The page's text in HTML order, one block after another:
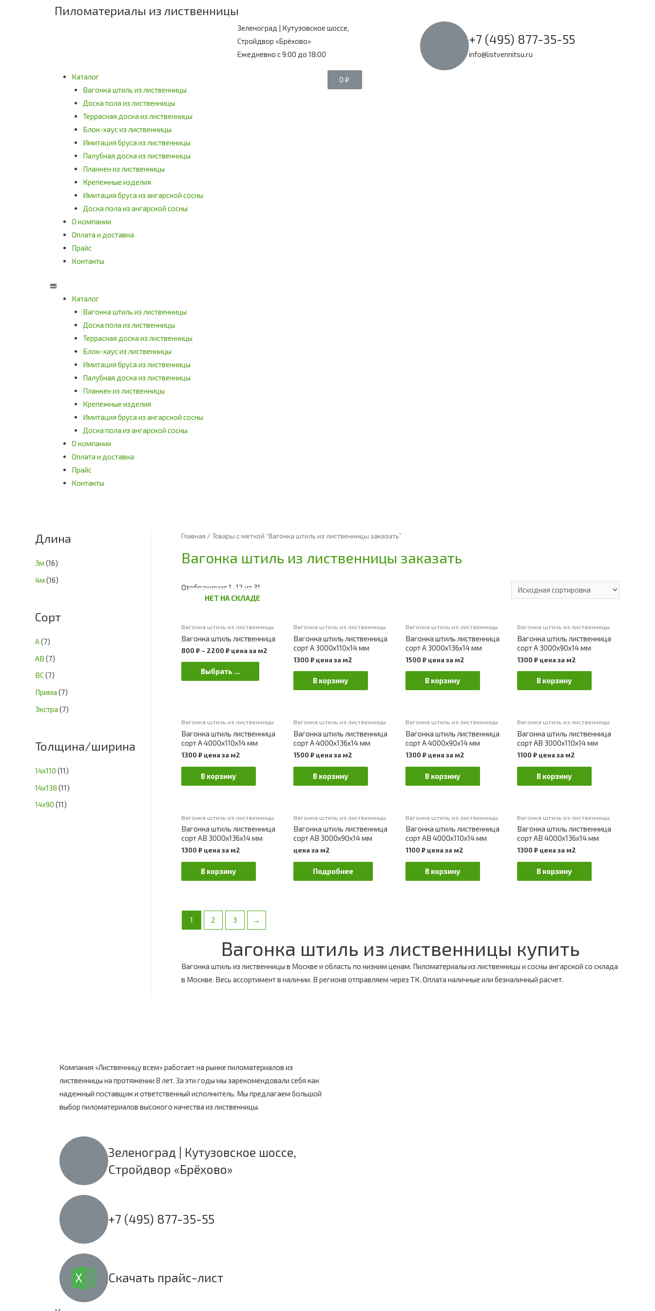
Пиломатериалы из лиственницы
Зеленоград | Кутузовское шоссе,
Стройдвор «Брёхово»
Ежедневно с 9:00 до 18:00
+7 (495) 877-35-55
info@listvennitsu.ru
Каталог
Вагонка штиль из лиственницы
Доска пола из лиственницы
Террасная доска из лиственницы
Блок-хаус из лиственницы
Имитация бруса из лиственницы
Палубная доска из лиственницы
Планкен из лиственницы
Крепежные изделия
Имитация бруса из ангарской сосны
Доска пола из ангарской сосны
О компании
Оплата и доставка
Прайс
Контакты
Каталог
Вагонка штиль из лиственницы
Доска пола из лиственницы
Террасная доска из лиственницы
Блок-хаус из лиственницы
Имитация бруса из лиственницы
Палубная доска из лиственницы
Планкен из лиственницы
Крепежные изделия
Имитация бруса из ангарской сосны
Доска пола из ангарской сосны
О компании
Оплата и доставка
Прайс
Контакты
0 ₽
Длина
3м (16)
4м (16)
Сорт
А(7)
АВ (7)
ВС(7)
Прима (7)
Экстра (7)
Толщина/ширина
14х110 (11)
14х138 (11)
14х90 (11)
Главная / Товары с меткой “Вагонка штиль из лиственницы заказать”
Вагонка штиль из лиственницы заказать
Отображение 1–12 из 31
НЕТ НА СКЛАДЕ
Вагонка штиль из лиственницы
Вагонка штиль лиственница
800 ₽ – 2200 ₽ цена за м2
Выбрать ...
Вагонка штиль из лиственницы
Вагонка штиль лиственница
сорт А 3000х110х14 мм
1300 ₽ цена за м2
В корзину
Вагонка штиль из лиственницы
Вагонка штиль лиственница
сорт А 3000х136х14 мм
1500 ₽ цена за м2
В корзину
Вагонка штиль из лиственницы
Вагонка штиль лиственница
сорт А 3000х90х14 мм
1300₽ цена за м2
В корзину
Вагонка штиль из лиственницы
Вагонка штиль лиственница
сорт А 4000х110х14 мм
1300 ₽ цена за м2
В корзину
Вагонка штиль из лиственницы
Вагонка штиль лиственница
сорт А 4000х136х14 мм
1500 ₽ цена за м2
В корзину
Вагонка штиль из лиственницы
Вагонка штиль лиственница
сорт А 4000х90х14 мм
1300 ₽ цена за м2
В корзину
Вагонка штиль из лиственницы
Вагонка штиль лиственница
сорт АВ 3000х110х14 мм
1100₽ цена за м2
В корзину
Вагонка штиль из лиственницы
Вагонка штиль лиственница
сорт АВ 3000х136х14 мм
1300 ₽ цена за м2
В корзину
Вагонка штиль из лиственницы
Вагонка штиль лиственница
сорт АВ 3000х90х14 мм
цена за м2
Подробнее
Вагонка штиль из лиственницы
Вагонка штиль лиственница
сорт АВ 4000х110х14 мм
1100 ₽ цена за м2
В корзину
Вагонка штиль из лиственницы
Вагонка штиль лиственница
сорт АВ 4000х136х14 мм
1300₽ цена за м2
В корзину
1 2 3 →
Вагонка штиль из лиственницы купить
Вагонка штиль из лиственницы в Москве и область по низким ценам. Пиломатериалы из лиственницы и сосны ангарской со склада
в Москве. Весь ассортимент в наличии. В регионв отправляем через ТК. Оплата наличные или безналичный расчет.
Компания «Лиственницу всем» работает на рынке пиломатериалов из
лиственницы на протяжении 8 лет. За эти годы мы зарекомендовали себя как
надежный поставщик и ответственный исполнитель. Мы предлагаем большой
выбор пиломатериалов высокого качества из лиственницы.
Зеленоград | Кутузовское шоссе,
Стройдвор «Брёхово»
+7 (495) 877-35-55
Скачать прайс-лист